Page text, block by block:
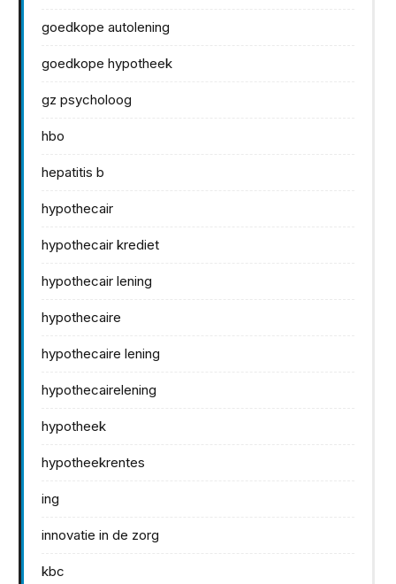
goedkope autolening
goedkope hypotheek
gz psycholoog
hbo
hepatitis b
hypothecair
hypothecair krediet
hypothecair lening
hypothecaire
hypothecaire lening
hypothecairelening
hypotheek
hypotheekrentes
ing
innovatie in de zorg
kbc